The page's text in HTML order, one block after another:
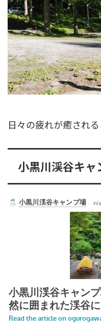
日々の疲れが癒され
小黒川渓谷キャ